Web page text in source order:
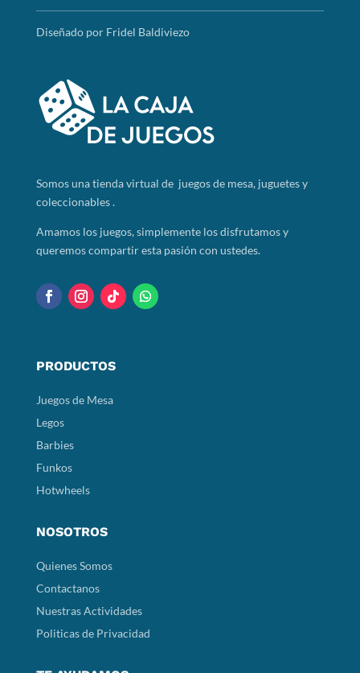
Diseñado por Fridel Baldiviezo
Somosuna tienda virtual de juegos de mesa, juguetes y
coleccionables .
Amamos los juegos, simplemente los disfrutamos y
queremos compartir esta pasión con ustedes.
PRODUCTOS
Juegos de Mesa
Legos
Barbies
Funkos
Hotwheels
NOSOTROS
Quienes Somos
Contactanos
Nuestras Actividades
Politicas de Privacidad